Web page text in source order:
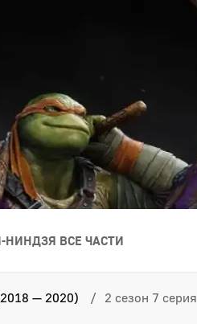
ВСЕ ЧАСТИ
— 2020) 2 сезон 7 серия